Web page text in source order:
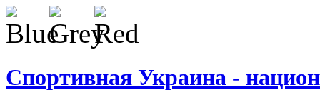
Спортивная Украина -